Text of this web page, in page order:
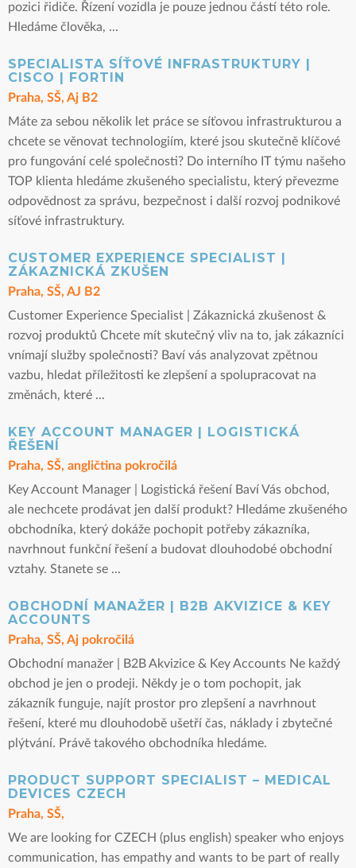
pozici řidiče. Řízení vozidla je pouze jednou částí této role.
Hledáme člověka, ...
SPECIALISTA SÍŤOVÉ INFRASTRUKTURY |
CISCO | FORTIN
Praha, SŠ, Aj B2
Máte za sebou několik let práce se síťovou infrastrukturou a
chcete se věnovat technologiím, které jsou skutečně klíčové
pro fungování celé společnosti? Do interního IT týmu našeho
TOP klienta hledáme zkušeného specialistu, který převezme
odpovědnost za správu, bezpečnost i další rozvoj podnikové
síťové infrastruktury.
CUSTOMER EXPERIENCE SPECIALIST |
ZÁKAZNICKÁ ZKUŠEN
Praha, SŠ, AJ B2
Customer Experience Specialist | Zákaznická zkušenost &
rozvoj produktů Chcete mít skutečný vliv na to, jak zákazníci
vnímají služby společnosti? Baví vás analyzovat zpětnou
vazbu, hledat příležitosti ke zlepšení a spolupracovat na
změnách, které ...
KEY ACCOUNT MANAGER | LOGISTICKÁ
ŘEŠENÍ
Praha, SŠ, angličtina pokročilá
Key Account Manager | Logistická řešení Baví Vás obchod,
ale nechcete prodávat jen další produkt? Hledáme zkušeného
obchodníka, který dokáže pochopit potřeby zákazníka,
navrhnout funkční řešení a budovat dlouhodobé obchodní
vztahy. Stanete se ...
OBCHODNÍ MANAŽER | B2B AKVIZICE & KEY
ACCOUNTS
Praha, SŠ, Aj pokročilá
Obchodní manažer | B2B Akvizice & Key Accounts Ne každý
obchod je jen o prodeji. Někdy je o tom pochopit, jak
zákazník funguje, najít prostor pro zlepšení a navrhnout
řešení, které mu dlouhodobě ušetří čas, náklady i zbytečné
plýtvání. Právě takového obchodníka hledáme.
PRODUCT SUPPORT SPECIALIST – MEDICAL
DEVICES CZECH
Praha, SŠ,
We are looking for CZECH (plus english) speaker who enjoys
communication, has empathy and wants to be part of really